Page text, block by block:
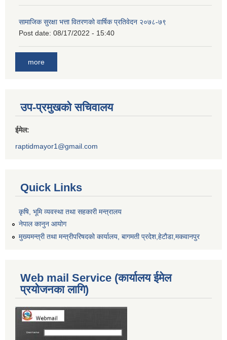
सामाजिक सुरक्षा भत्ता वितरणको वार्षिक प्रतिवेदन २०७८-७९
Post date: 08/17/2022 - 15:40
more
उप-प्रमुखको सचिवालय
ईमेल:
raptidmayor1@gmail.com
Quick Links
कृषि, भूमि व्यवस्था तथा सहकारी मन्त्रालय
नेपाल कानुन आयोग
मुख्यमन्त्री तथा मन्त्रीपरिषदको कार्यालय, बागमती प्रदेश,हेटाैडा,मकवानपुर
Web mail Service (कार्यालय ईमेल
प्रयोजनका लागि)